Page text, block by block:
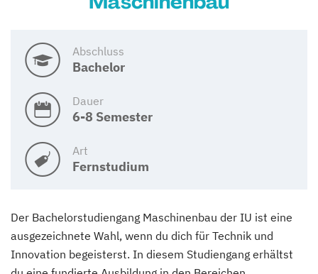
Abschluss
Bachelor
Dauer
6-8 Semester
Art
Fernstudium
Der Bachelorstudiengang Maschinenbau der IU ist eine
ausgezeichnete Wahl, wenn du dich für Technik und
Innovation begeisterst. In diesem Studiengang erhältst